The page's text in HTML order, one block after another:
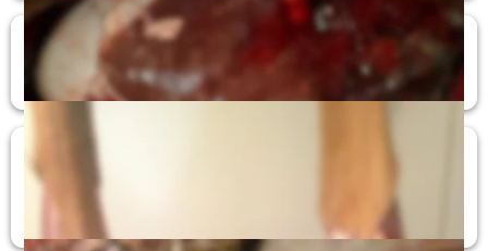
Muskelabbau
Wildbret untauglich für den Verzehr
Missbildung
Hochgradige Abmagerund und Missbildung des Hauptes,
untauglich für den Verzehr